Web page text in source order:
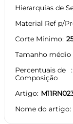
Hierarquias de
Material Ref p/
Corte Mínimo
Tamanho
Percentuais de
Composição
Artigo
Nome do artigo